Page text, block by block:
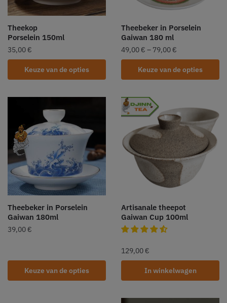
Theekop
Porselein 150ml
35,00 €
Keuze van de opties
Theebeker in Porselein
Gaiwan 180 ml
49,00 € – 79,00 €
Keuze van de opties
Theebeker in Porselein
Gaiwan 180ml
39,00 €
Keuze van de opties
Artisanale theepot
Gaiwan Cup 100ml
129,00 €
In winkelwagen